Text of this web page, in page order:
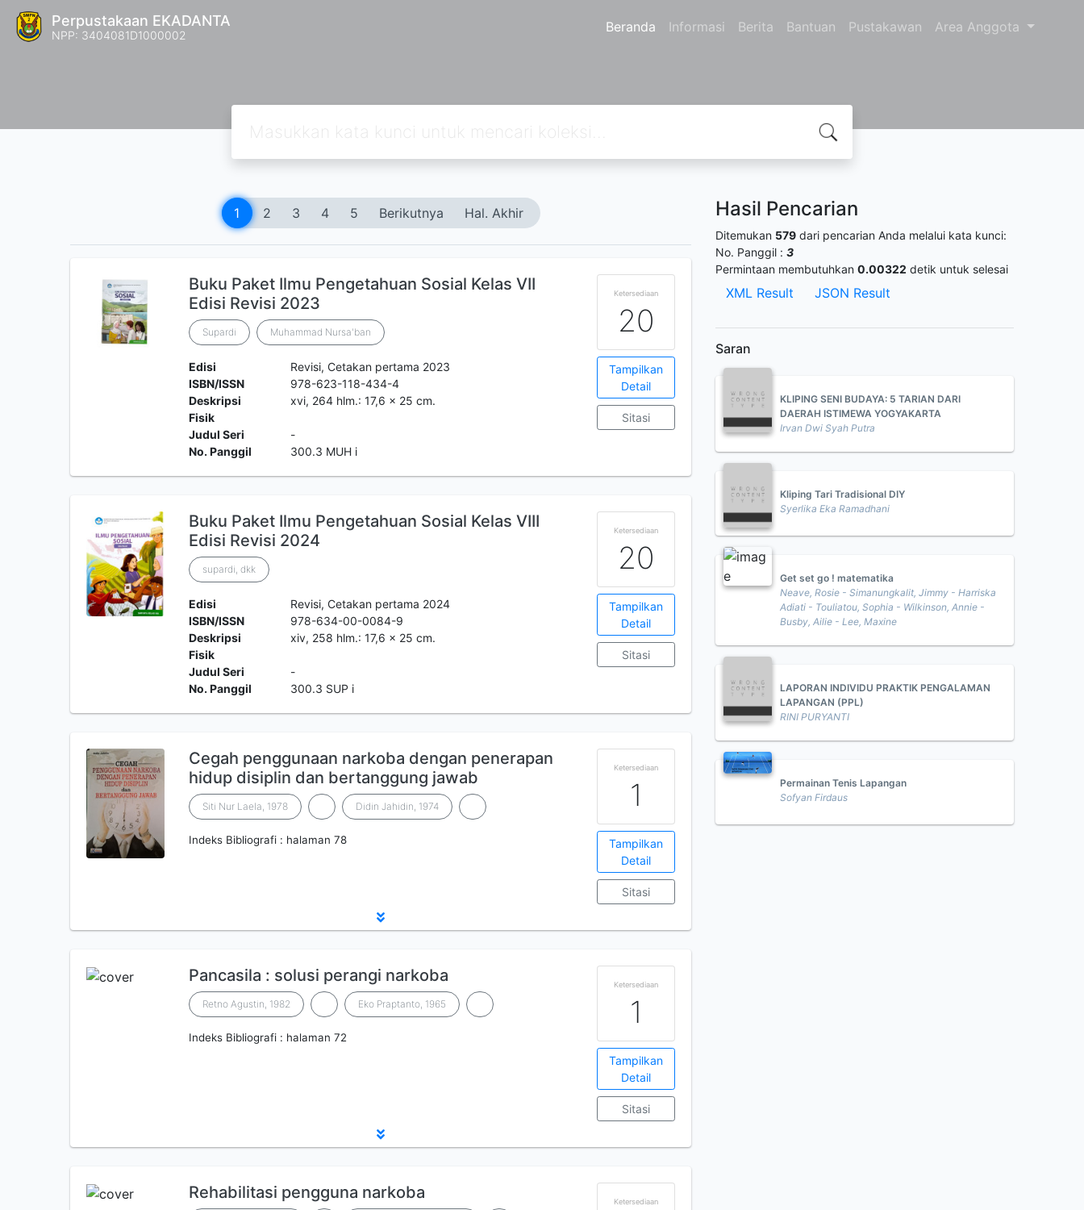
Perpustakaan EKADANTA
NPP: 3404081D1000002 Beranda Informasi Berita Bantuan Pustakawan Area Anggota
1 2 3 4 5 Berikutnya Hal. Akhir
Buku Paket Ilmu Pengetahuan Sosial Kelas VII
Edisi Revisi 2023
Supardi Muhammad Nursa'ban
Edisi
Revisi, Cetakan pertama 2023
ISBN/ISSN
978-623-118-434-4
Deskripsi
Fisik
xvi, 264 hlm.: 17,6 x 25 cm.
Judul Seri
-
No. Panggil
300.3 MUH i
Ketersediaan
20
Tampilkan
Detail
Sitasi
Buku Paket Ilmu Pengetahuan Sosial Kelas VIII
Edisi Revisi 2024
supardi, dkk
Edisi
Revisi, Cetakan pertama 2024
ISBN/ISSN
978-634-00-0084-9
Deskripsi
Fisik
xiv, 258 hlm.: 17,6 x 25 cm.
Judul Seri
-
No. Panggil
300.3 SUP i
Ketersediaan
20
Tampilkan
Detail
Sitasi
Cegah penggunaan narkoba dengan penerapan
hidup disiplin dan bertanggung jawab
Siti Nur Laela, 1978 Didin Jahidin, 1974
Indeks Bibliografi : halaman 78
Ketersediaan
1
Tampilkan
Detail
Sitasi
Pancasila : solusi perangi narkoba
Retno Agustin, 1982 Eko Praptanto, 1965
Indeks Bibliografi : halaman 72
Ketersediaan
1
Tampilkan
Detail
Sitasi
Rehabilitasi pengguna narkoba Ketersediaan
Hasil Pencarian
Ditemukan 579 dari pencarian Anda melalui kata kunci:
No. Panggil : 3
Permintaan membutuhkan 0.00322 detik untuk selesai
XML Result JSON Result
Saran
KLIPING SENI BUDAYA: 5 TARIAN DARI
DAERAH ISTIMEWA YOGYAKARTA
Irvan Dwi Syah Putra
Kliping Tari Tradisional DIY
Syerlika Eka Ramadhani
Get set go ! matematika
Neave, Rosie - Simanungkalit, Jimmy - Harriska
Adiati - Touliatou, Sophia - Wilkinson, Annie -
Busby, Ailie - Lee, Maxine
LAPORAN INDIVIDU PRAKTIK PENGALAMAN
LAPANGAN (PPL)
RINI PURYANTI
Permainan Tenis Lapangan
Sofyan Firdaus